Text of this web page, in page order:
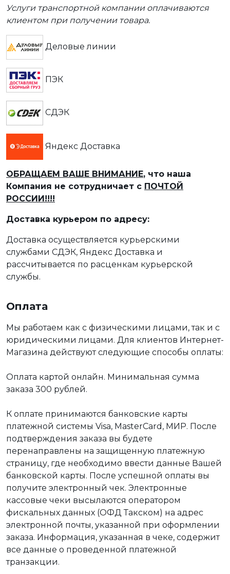
Услуги транспортной компании оплачиваются
клиентом при получении товара.
Деловые линии
ПЭК
СДЭК
Яндекс Доставка
ОБРАЩАЕМ ВАШЕ ВНИМАНИЕ, что наша
Компания не сотрудничает с ПОЧТОЙ
РОССИИ!!!!
Доставка курьером по адресу:
Доставка осуществляется курьерскими
службами СДЭК, Яндекс Доставка и
рассчитывается по расценкам курьерской
службы.
Оплата
Мы работаем как с физическими лицами, так и с
юридическими лицами. Для клиентов Интернет-
Магазина действуют следующие способы оплаты:
Оплата картой онлайн. Минимальная сумма
заказа 300 рублей.
К оплате принимаются банковские карты
платежной системы Visa, MasterCard, МИР. После
подтверждения заказа вы будете
перенаправлены на защищенную платежную
страницу, где необходимо ввести данные Вашей
банковской карты. После успешной оплаты вы
получите электронный чек. Электронные
кассовые чеки высылаются оператором
фискальных данных (ОФД Такском) на адрес
электронной почты, указанной при оформлении
заказа. Информация, указанная в чеке, содержит
все данные о проведенной платежной
транзакции.